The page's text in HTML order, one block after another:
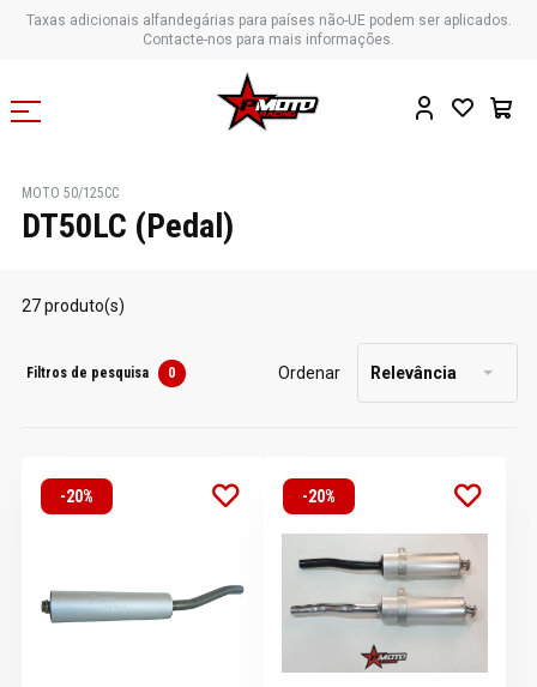
Taxas adicionais alfandegárias para países não-UE podem ser aplicados.
Contacte-nos para mais informações.
MOTO 50/125CC
DT50LC (Pedal)
27 produto(s)
Filtros de pesquisa 0 Ordenar Relevância
-20% -20%